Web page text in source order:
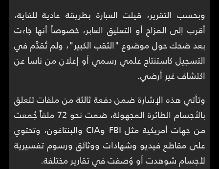
وبحسب التقرير، قيلت العبارة بطريقة عادية للغاية،
أقرب إلى المزاح أو التعليق العابر، خصوصاً أنها جاءت
بعد ضحك حول موضوع "الثقب الكبير"، ولم تُقدَّم في
التسجيل كاستنتاج علمي رسمي أو إعلان من ناسا عن
اكتشاف غير أرضي.
وتأتي هذه الإشارة ضمن دفعة ثالثة من ملفات تتعلق
بالأجسام الطائرة المجهولة، ضمت نحو 72 ملفاً جُمعت
من جهات أمريكية مثل FBI وCIA والبنتاغون، وتحتوي
على مقاطع فيديو وشهادات ووثائق ورسوم تفسيرية
لأجسام شوهدت أو وُصفت في تقارير مختلفة.